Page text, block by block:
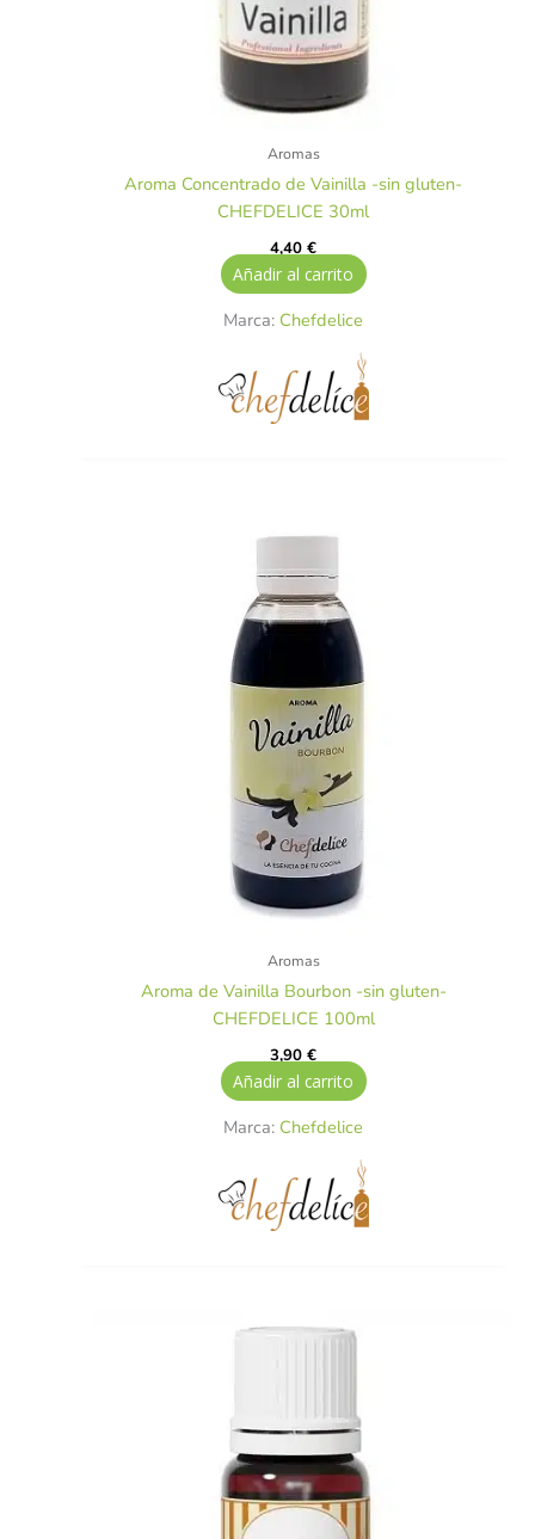
Aromas
Aroma Concentrado de Vainilla -sin gluten-
CHEFDELICE 30ml
4,40€
Añadir al carrito
Marca: Chefdelice
Aromas
Aroma de Vainilla Bourbon -sin gluten-
CHEFDELICE 100ml
3,90€
Añadir al carrito
Marca: Chefdelice